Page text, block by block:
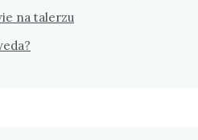
na talerzu